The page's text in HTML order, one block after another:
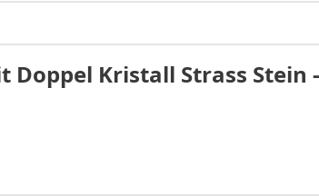
Kristall Strass Stein